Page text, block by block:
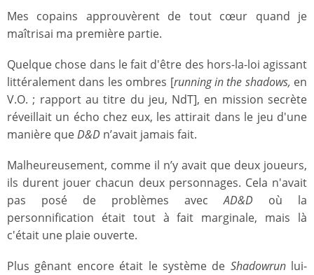
Mes copains approuvèrent de tout cœur quand je
maîtrisai ma première partie.
Quelque chose dans le fait d'être des hors-la-loi agissant
littéralement dans les ombres [running in the shadows, en
V.O. ; rapport au titre du jeu, NdT], en mission secrète
réveillait un écho chez eux, les attirait dans le jeu d'une
manière queD&D n’avait jamais fait.
Malheureusement, comme il n’y avait que deux joueurs,
ils durent jouer chacun deux personnages. Cela n'avait
pas posé de problèmes avecAD&D où la
personnification était tout à fait marginale, mais là
c'était une plaie ouverte.
Plus gênant encore était le système de Shadowrunlui-